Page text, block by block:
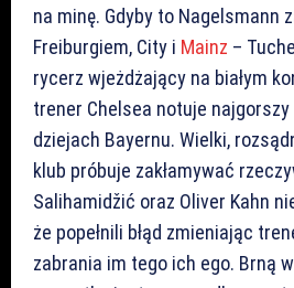
na minę. Gdyby to Nagelsmann
Freiburgiem, City i Mainz –
rycerz wjeżdżający na białym
trener Chelsea notuje
dziejach Bayernu. Wielki,
klub próbuje zakłamywać
Salihamidžić oraz Oliver Kahn
że popełnili błąd zmieniając
zabrania im tego ich ego. Brną